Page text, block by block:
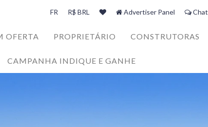
FR R$ BRL Advertiser Panel Chat
OFERTA PROPRIETÁRIO CONSTRUTORAS
CAMPANHA INDIQUE E GANHE